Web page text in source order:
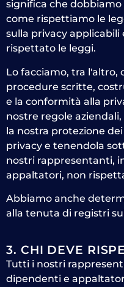
significa che
come rispettiamo le
sulla privacy
rispettato le leggi.
Lo facciamo, tra l'altro,
procedure scritte,
e la conformità alla
nostre regole
la nostra protezione
privacy e tenendola
nostri rappresentanti,
appaltatori, non
Abbiamo anche
alla tenuta di registri
3. CHI DEVE
Tutti i nostri
dipendenti e